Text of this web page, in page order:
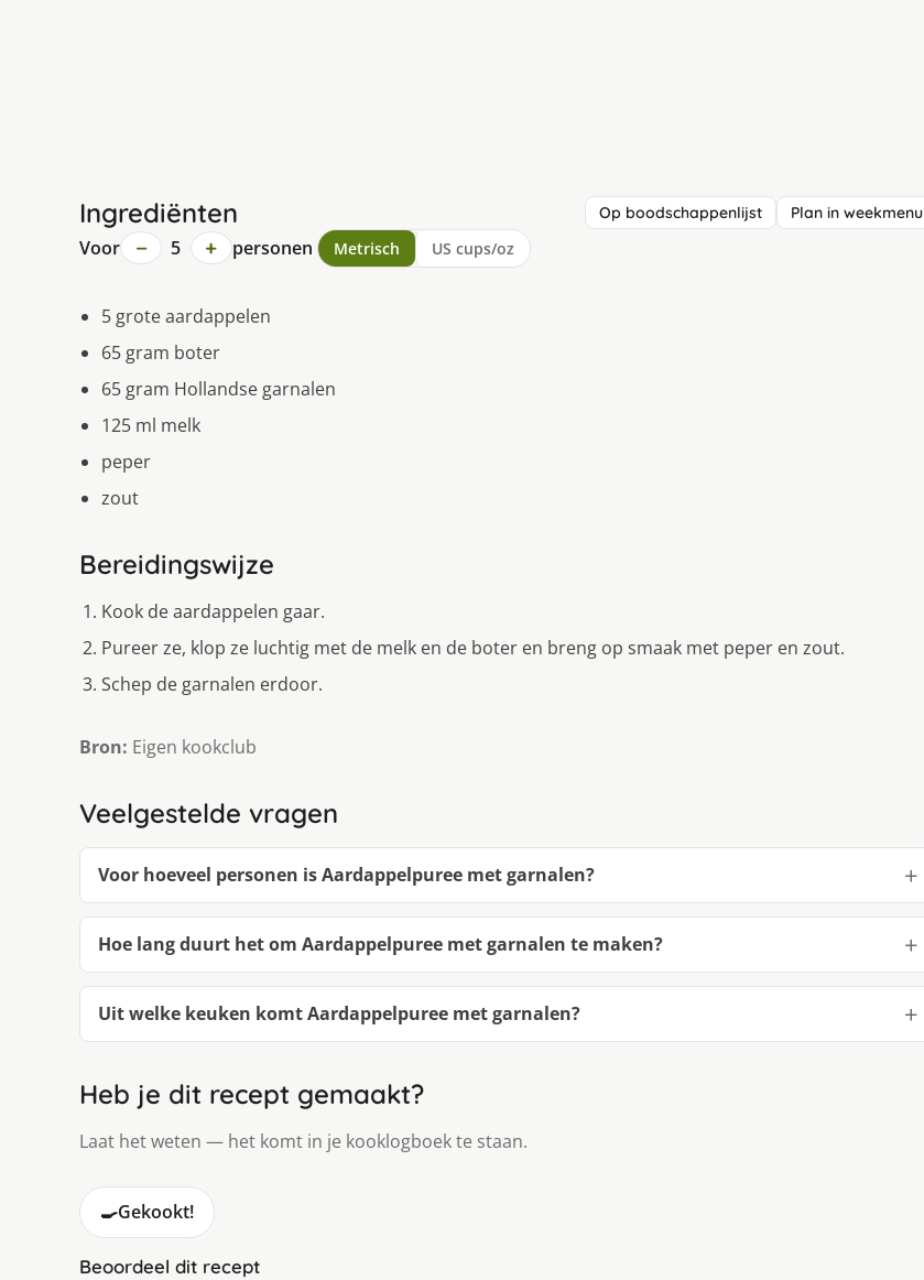
Ingrediënten Op boodschappenlijst Plan in weekmenu
Voor − 5 + personen Metrisch US cups/oz
5 grote aardappelen
65 gram boter
65 gram Hollandse garnalen
125 ml melk
peper
zout
Bereidingswijze
Kook de aardappelen gaar.
Pureer ze, klop ze luchtig met de melk en de boter en breng op smaak met peper en zout.
Schep de garnalen erdoor.
Bron: Eigen kookclub
Veelgestelde vragen
Voor hoeveel personen is Aardappelpuree met garnalen?
Hoe lang duurt het om Aardappelpuree met garnalen te maken?
Uit welke keuken komt Aardappelpuree met garnalen?
Heb je dit recept gemaakt?
Laat het weten — het komt in je kooklogboek te staan.
🍳Gekookt!
Beoordeel dit recept